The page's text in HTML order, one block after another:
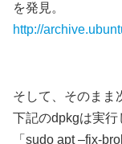
を発見。
http://
そして、そのまま
下記のdpkgは実
「sudo apt –fix-